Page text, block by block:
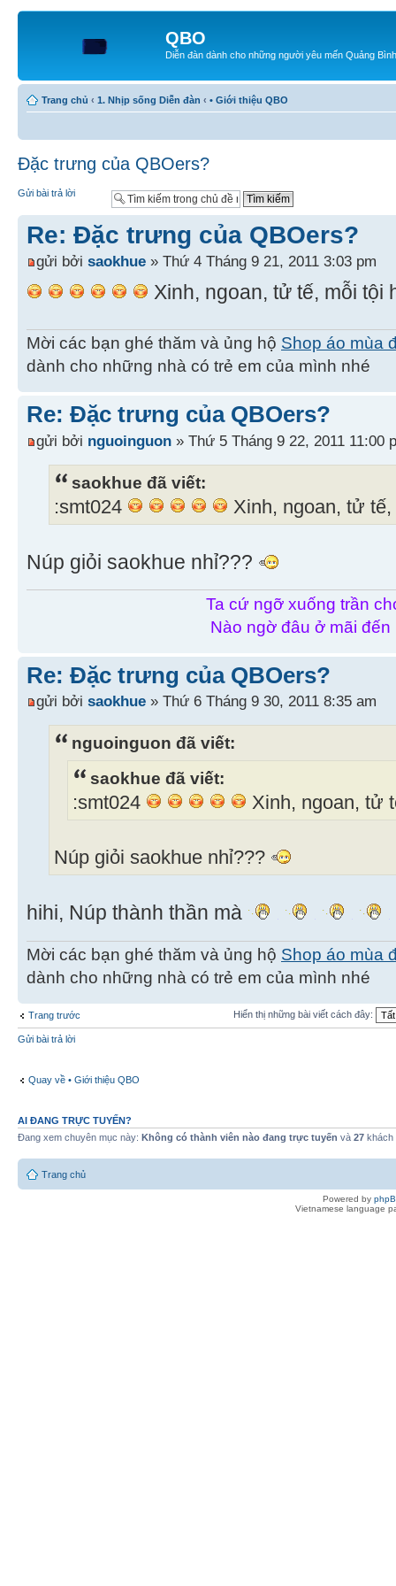
QBO
Diễn đàn dành cho những người yêu mến Quảng Bình
Trang chủ ‹ 1. Nhịp sống Diễn đàn ‹ • Giới thiệu QBO
Đặc trưng của QBOers?
Gửi bài trả lời
Re: Đặc trưng của QBOers?
gửi bởi saokhue » Thứ 4 Tháng 9 21, 2011 3:03 pm
Xinh, ngoan, tử tế, mỗi tội
Mời các bạn ghé thăm và ủng hộ Shop áo mùa
dành cho những nhà có trẻ em của mình nhé
Re: Đặc trưng của QBOers?
gửi bởi nguoinguon » Thứ 5 Tháng 9 22, 2011 11:00
saokhue đã viết:
:smt024 Xinh, ngoan, tử
Núp giỏi saokhue nhỉ???
Ta cứ ngỡ xuống trần
Nào ngờ đâu ở mãi đến
Re: Đặc trưng của QBOers?
gửi bởi saokhue » Thứ 6 Tháng 9 30, 2011 8:35 am
nguoinguon đã viết:
saokhue đã viết:
:smt024 Xinh, ngoan, tử
Núp giỏi saokhue nhỉ???
hihi, Núp thành thần mà
Mời các bạn ghé thăm và ủng hộ Shop áo mùa
dành cho những nhà có trẻ em của mình nhé
Trang trước Hiển thị những bài viết cách đây:
Gửi bài trả lời
Quay về • Giới thiệu QBO
AI ĐANG TRỰC TUYẾN?
Đang xem chuyên mục này: Không có thành viên nào đang trực tuyến và 27 khách
Trang chủ
Powered by
Vietnamese language